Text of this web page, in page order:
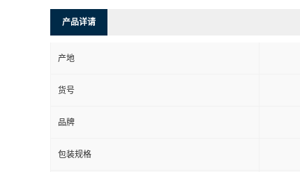
产品详请
产地
货号
品牌
包装规格